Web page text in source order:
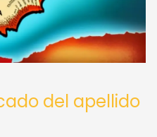
del apellido